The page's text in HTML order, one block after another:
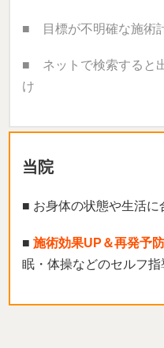
■ 目標が不明確な施術
■ ネットで検索すると
け
当院
■ お身体の状態や生活に
■ 施術効果UP＆再発予防
眠・体操などのセルフ指